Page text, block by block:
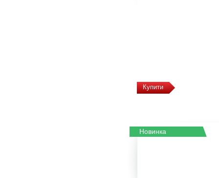
Купити
Новинка